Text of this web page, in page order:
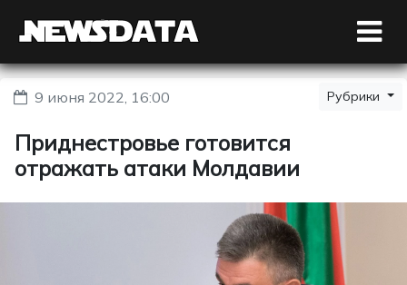
9 июня 2022, 16:00 Рубрики
Приднестровье готовится
отражать атаки Молдавии